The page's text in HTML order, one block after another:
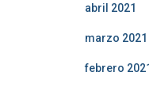
abril 2021
marzo 2021
febrero 2021